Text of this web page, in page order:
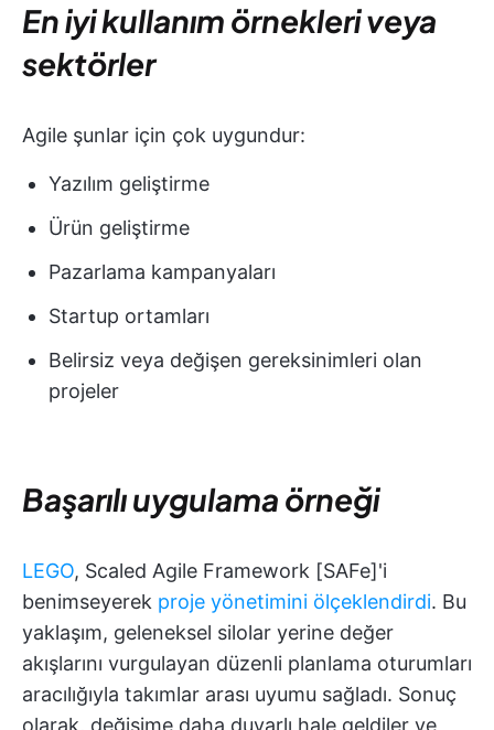
En iyi kullanım örnekleri veya
sektörler
Agile şunlar için çok uygundur:
Yazılım geliştirme
Ürün geliştirme
Pazarlama kampanyaları
Startup ortamları
Belirsiz veya değişen gereksinimleri olan
projeler
Başarılı uygulama örneği
LEGO, Scaled Agile Framework [SAFe]'i
benimseyerek proje yönetimini ölçeklendirdi. Bu
yaklaşım, geleneksel silolar yerine değer
akışlarını vurgulayan düzenli planlama oturumları
aracılığıyla takımlar arası uyumu sağladı. Sonuç
olarak, değişime daha duyarlı hale geldiler ve